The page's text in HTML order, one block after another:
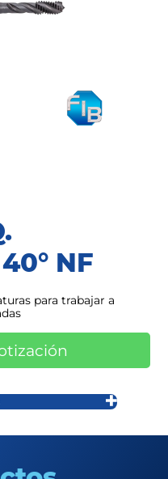
NF
para trabajar a